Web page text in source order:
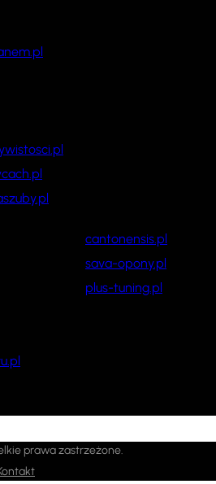
cantonensis.pl
sava-opony.pl
plus-tuning.pl
prawa zastrzeżone.